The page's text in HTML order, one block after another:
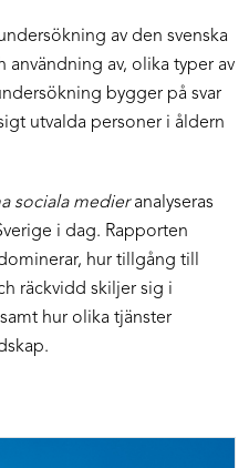
av den svenska
av, olika typer av
bygger på svar
utvalda personer i åldern
sociala medieranalyseras
i dag. Rapporten
hur tillgång till
räckvidd skiljer sig i
hur olika tjänster